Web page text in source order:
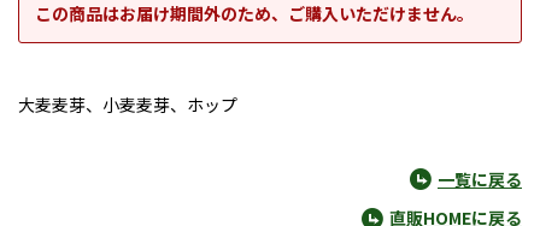
この商品はお届け期間外のため、ご購入いただけません。
大麦麦芽、小麦麦芽、ホップ
一覧に戻る
直販HOMEに戻る